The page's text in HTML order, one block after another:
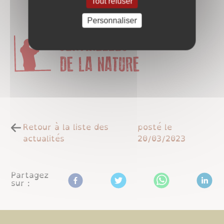
Retour à la liste des
actualités
posté le
20/03/2023
Partagez
sur :
Personnaliser